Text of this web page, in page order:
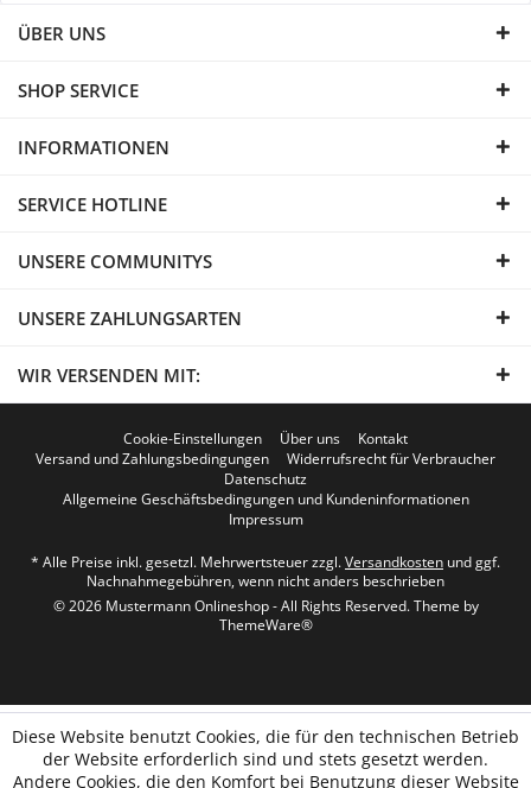
ÜBER UNS
SHOP SERVICE
INFORMATIONEN
SERVICE HOTLINE
UNSERE COMMUNITYS
UNSERE ZAHLUNGSARTEN
WIR VERSENDEN MIT:
Cookie-Einstellungen Über uns
Kontakt
Versand und Zahlungsbedingungen
Widerrufsrecht für Verbraucher
Datenschutz
Allgemeine Geschäftsbedingungen und Kundeninformationen
Impressum
* Alle Preise inkl. gesetzl. Mehrwertsteuer zzgl.Versandkosten und ggf.
Nachnahmegebühren, wenn nicht anders beschrieben
© 2026 Mustermann Onlineshop - All Rights Reserved. Theme by
ThemeWare®
Diese Website benutzt Cookies, die für den technischen Betrieb
der Website erforderlich sind und stets gesetzt werden.
Andere Cookies, die den Komfort bei Benutzung dieser Website